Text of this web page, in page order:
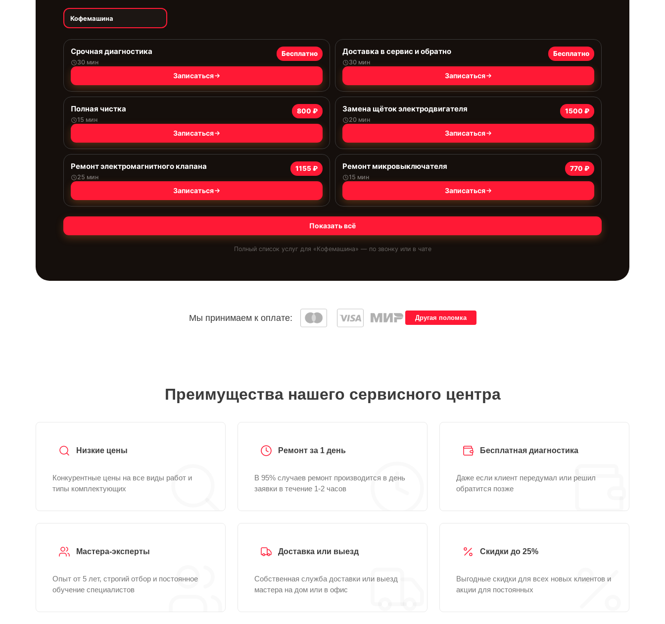
Кофемашина
Срочная диагностика
30 мин
Бесплатно
Записаться
Доставка в сервис и обратно
30 мин
Бесплатно
Записаться
Полная чистка
15 мин
800 ₽
Записаться
Замена щёток электродвигателя
20 мин
1500 ₽
Записаться
Ремонт электромагнитного клапана
25 мин
1155 ₽
Записаться
Ремонт микровыключателя
15 мин
770 ₽
Записаться
Показать всё
Полный список услуг для «Кофемашина» — по звонку или в чате
Мы принимаем к оплате: Другая поломка
Преимущества нашего сервисного центра
Низкие цены
Конкурентные цены на все виды работ и
типы комплектующих
Ремонт за 1 день
В 95% случаев ремонт производится в день
заявки в течение 1-2 часов
Бесплатная диагностика
Даже если клиент передумал или решил
обратится позже
Мастера-эксперты
Опыт от 5 лет, строгий отбор и постоянное
обучение специалистов
Доставка или выезд
Собственная служба доставки или выезд
мастера на дом или в офис
Скидки до 25%
Выгодные скидки для всех новых клиентов и
акции для постоянных